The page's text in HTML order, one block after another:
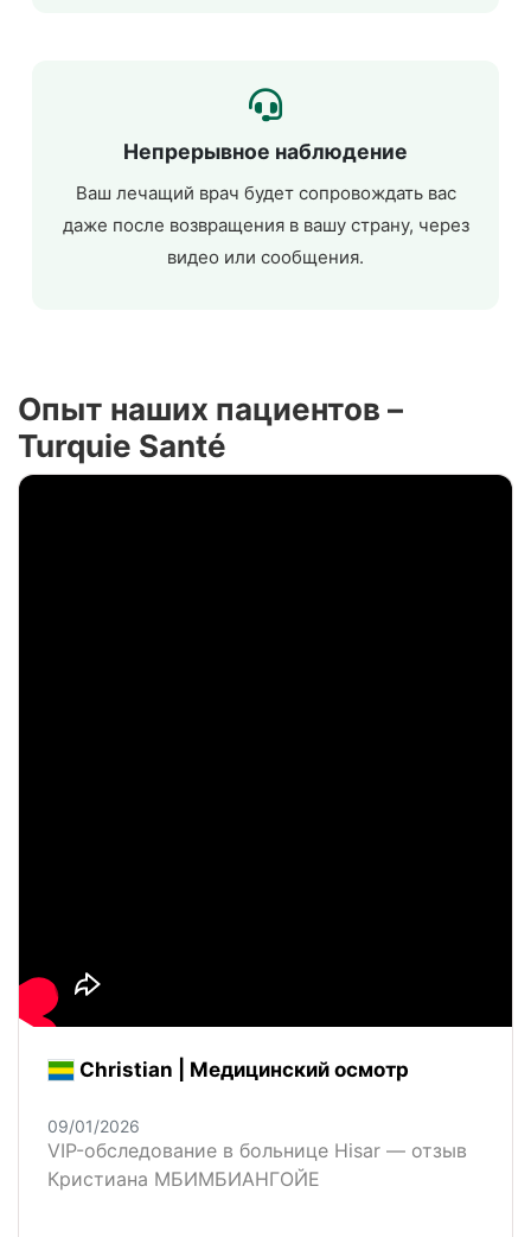
Непрерывное наблюдение
Ваш лечащий врач будет сопровождать вас
даже после возвращения в вашу страну, через
видео или сообщения.
Опыт наших пациентов –
Turquie Santé
Christian | Медицинский осмотр
09/01/2026
VIP-обследование в больнице Hisar — отзыв
Кристиана МБИМБИАНГОЙЕ